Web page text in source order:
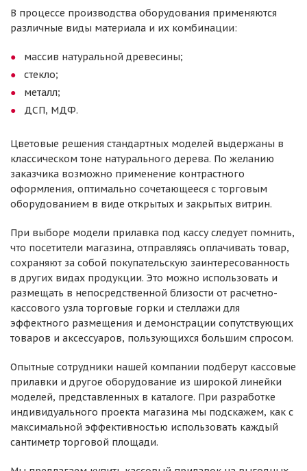
В процессе производства оборудования применяются
различные виды материала и их комбинации:
массив натуральной древесины;
стекло;
металл;
ДСП, МДФ.
Цветовые решения стандартных моделей выдержаны в
классическом тоне натурального дерева. По желанию
заказчика возможно применение контрастного
оформления, оптимально сочетающееся с торговым
оборудованием в виде открытых и закрытых витрин.
При выборе модели прилавка под кассу следует помнить,
что посетители магазина, отправляясь оплачивать товар,
сохраняют за собой покупательскую заинтересованность
в других видах продукции. Это можно использовать и
размещать в непосредственной близости от расчетно-
кассового узла торговые горки и стеллажи для
эффектного размещения и демонстрации сопутствующих
товаров и аксессуаров, пользующихся большим спросом.
Опытные сотрудники нашей компании подберут кассовые
прилавки и другое оборудование из широкой линейки
моделей, представленных в каталоге. При разработке
индивидуального проекта магазина мы подскажем, как с
максимальной эффективностью использовать каждый
сантиметр торговой площади.